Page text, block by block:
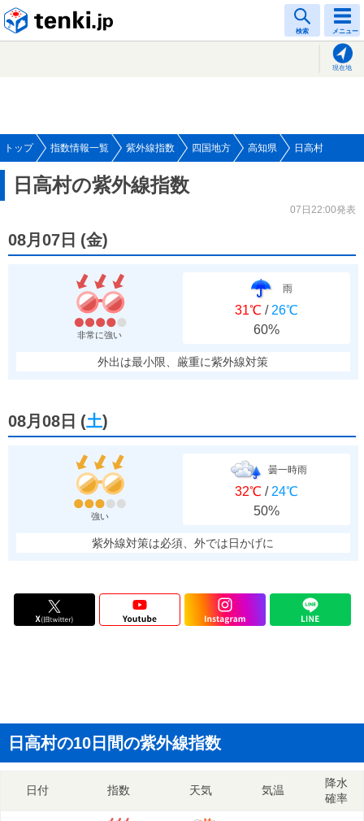
検索 メニュー
現在地
トップ 指数情報一覧 紫外線指数 四国地方 高知県 日高村
日高村の紫外線指数
07日22:00発表
08月07日 (金)
非常に強い
雨
31℃ / 26℃
60%
外出は最小限、厳重に紫外線対策
08月08日 (土)
強い
曇一時雨
32℃ / 24℃
50%
紫外線対策は必須、外では日かげに
日高村の10日間の紫外線指数
日付 指数 天気 気温
降水
確率